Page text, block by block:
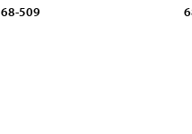
68-509